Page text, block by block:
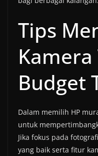
Tips
Budget
Dalam memilih HP
untuk
Jika fokus pada
yang baik serta fitur